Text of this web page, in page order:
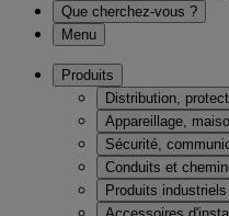
Que cherchez-vous ?
Menu
Produits
Distribution,
Appareillage,
Sécurité,
Conduits et
Produits industriels